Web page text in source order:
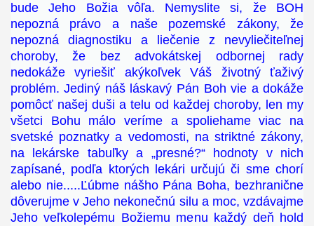
bude Jeho Božia vôľa. Nemyslite si, že BOH
nepozná právo a naše pozemské zákony, že
nepozná diagnostiku a liečenie z nevyliečiteľnej
choroby, že bez advokátskej odbornej rady
nedokáže vyriešiť akýkoľvek Váš životný ťaživý
problém. Jediný náš láskavý Pán Boh vie a dokáže
pomôcť našej duši a telu od každej choroby, len my
všetci Bohu málo veríme a spoliehame viac na
svetské poznatky a vedomosti, na striktné zákony,
na lekárske tabuľky a „presné?“ hodnoty v nich
zapísané, podľa ktorých lekári určujú či sme chorí
alebo nie.....Ľúbme nášho Pána Boha, bezhranične
dôverujme v Jeho nekonečnú silu a moc, vzdávajme
Jeho veľkolepému Božiemu menu každý deň hold